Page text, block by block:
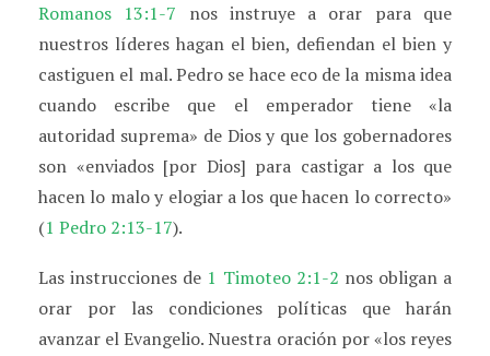
Romanos 13:1-7 nos instruye a orar para que
nuestros líderes hagan el bien, defiendan el bien y
castiguen el mal. Pedro se hace eco de la misma idea
cuando escribe que el emperador tiene «la
autoridad suprema» de Dios y que los gobernadores
son «enviados [por Dios] para castigar a los que
hacen lo malo y elogiar a los que hacen lo correcto»
(1 Pedro 2:13-17).
Las instrucciones de 1 Timoteo 2:1-2 nos obligan a
orar por las condiciones políticas que harán
avanzar el Evangelio. Nuestra oración por «los reyes